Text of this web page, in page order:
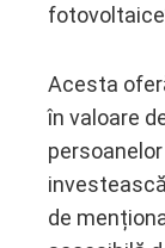
Acesta
în valoare
de